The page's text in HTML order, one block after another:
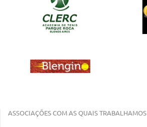
ASSOCIAÇÕES COM AS QUAIS TRABALHAMOS